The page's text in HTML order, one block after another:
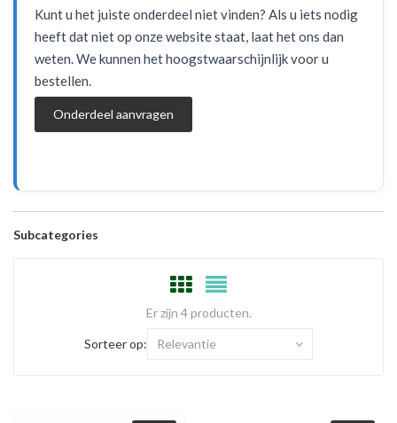
Kunt u het juiste onderdeel niet vinden? Als u iets nodig
heeft dat niet op onze website staat, laat het ons dan
weten. We kunnen het hoogstwaarschijnlijk voor u
bestellen.
Onderdeel aanvragen
Subcategories
Er zijn 4 producten.
Sorteer op: Relevantie